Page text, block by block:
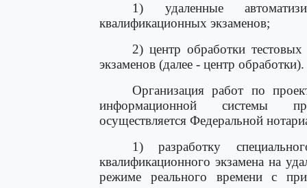
1) удаленные
квалификационных экзаменов;
2) центр обработки
экзаменов (далее - центр обработки).
Организация работ по
информационной системы
осуществляется Федеральной
1) разработку
квалификационного экзамена на
режиме реального времени с